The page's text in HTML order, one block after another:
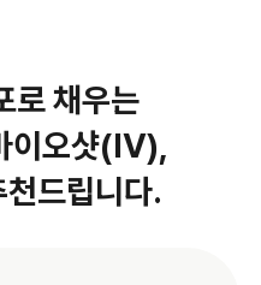
로 채우는
이오샷(IV),
드립니다.